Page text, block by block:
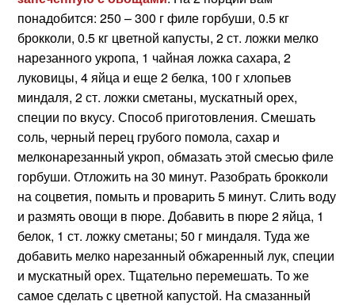
понадобится: 250 – 300 г филе горбуши, 0.5 кг
брокколи, 0.5 кг цветной капусты, 2 ст. ложки мелко
нарезанного укропа, 1 чайная ложка сахара, 2
луковицы, 4 яйца и еще 2 белка, 100 г хлопьев
миндаля, 2 ст. ложки сметаны, мускатный орех,
специи по вкусу. Способ приготовления. Смешать
соль, черный перец грубого помола, сахар и
мелконарезанный укроп, обмазать этой смесью филе
горбуши. Отложить на 30 минут. Разобрать брокколи
на соцветия, помыть и проварить 5 минут. Слить воду
и размять овощи в пюре. Добавить в пюре 2 яйца, 1
белок, 1 ст. ложку сметаны; 50 г миндаля. Туда же
добавить мелко нарезанный обжаренный лук, специи
и мускатный орех. Тщательно перемешать. То же
самое сделать с цветной капустой. На смазанный